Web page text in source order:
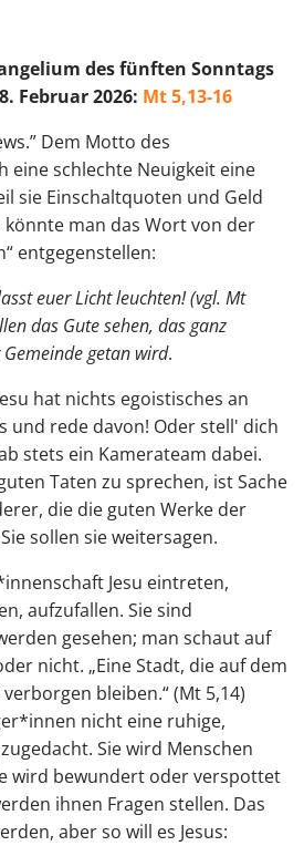
des fünften Sonntags
Februar 2026: Mt 5,13-16
Dem Motto des
eine schlechte Neuigkeit eine
sie Einschaltquoten und Geld
man das Wort von der
entgegenstellen:
euer Licht leuchten! (vgl. Mt
das Gute sehen, das ganz
getan wird.
hat nichts egoistisches an
und rede davon! Oder stell' dich
stets ein Kamerateam dabei.
Taten zu sprechen, ist Sache
die die guten Werke der
sollen sie weitersagen.
Jesu eintreten,
aufzufallen. Sie sind
gesehen; man schaut auf
nicht. „Eine Stadt, die auf dem
bleiben.“ (Mt 5,14)
nicht eine ruhige,
Sie wird Menschen
wird bewundert oder verspottet
ihnen Fragen stellen. Das
aber so will es Jesus: